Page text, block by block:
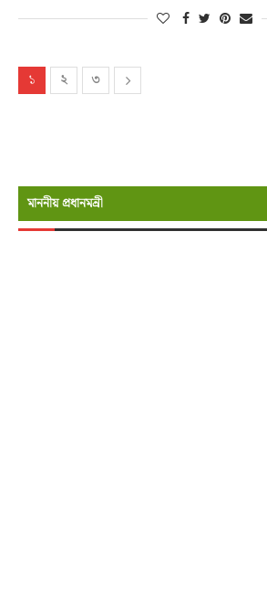
১ ২ ৩
মাননীয় প্রধানমন্রী